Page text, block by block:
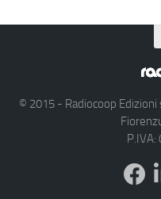
© 2015 - Radiocoop